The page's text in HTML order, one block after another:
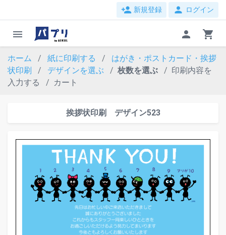
person_add 新規登録 person ログイン
menu person shopping_cart
ホーム 紙に印刷する
はがき・ポストカード・挨拶
状印刷
デザインを選ぶ 枚数を選ぶ
印刷内容を
入力する
カート
挨拶状印刷 デザイン523